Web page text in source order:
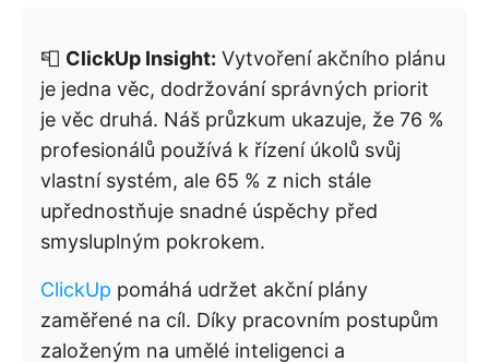
📮 ClickUp Insight: Vytvoření akčního plánu
je jedna věc, dodržování správných priorit
je věc druhá. Náš průzkum ukazuje, že 76 %
profesionálů používá k řízení úkolů svůj
vlastní systém, ale 65 % z nich stále
upřednostňuje snadné úspěchy před
smysluplným pokrokem.
ClickUp pomáhá udržet akční plány
zaměřené na cíl. Díky pracovním postupům
založeným na umělé inteligenci a